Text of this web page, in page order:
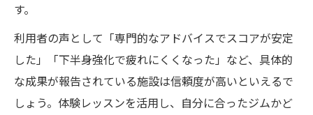
す。
利用者の声として「専門的なアドバイスでスコアが安定
した」「下半身強化で疲れにくくなった」など、具体的
な成果が報告されている施設は信頼度が高いといえるで
しょう。体験レッスンを活用し、自分に合ったジムかど